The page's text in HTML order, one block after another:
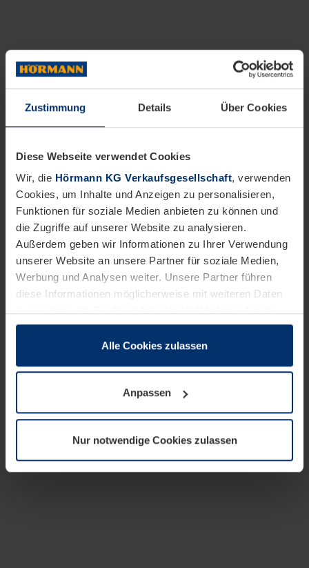
Zustimmung Details Über Cookies
Diese Webseite verwendet Cookies
Wir, die Hörmann KG Verkaufsgesellschaft, verwenden
Cookies, um Inhalte und Anzeigen zu personalisieren,
Funktionen für soziale Medien anbieten zu können und
die Zugriffe auf unserer Website zu analysieren.
Außerdem geben wir Informationen zu Ihrer Verwendung
unserer Website an unsere Partner für soziale Medien,
Werbung und Analysen weiter. Unsere Partner führen
diese Informationen möglicherweise mit weiteren Daten
sie im Rahmen Ihrer Nutzung der Dienste gesammelt
wenn diese für den Betrieb dieser Seite unbedingt
notwendig sind. Für alle anderen Cookie-Typen benötigen
wir Ihre Erlaubnis. Ihre Einwilligung können Sie jederzeit
Datenschutzerklärungunserer Website ändern oder
widerrufen.
Alle Cookies zulassen
Anpassen
Nur notwendige Cookies zulassen